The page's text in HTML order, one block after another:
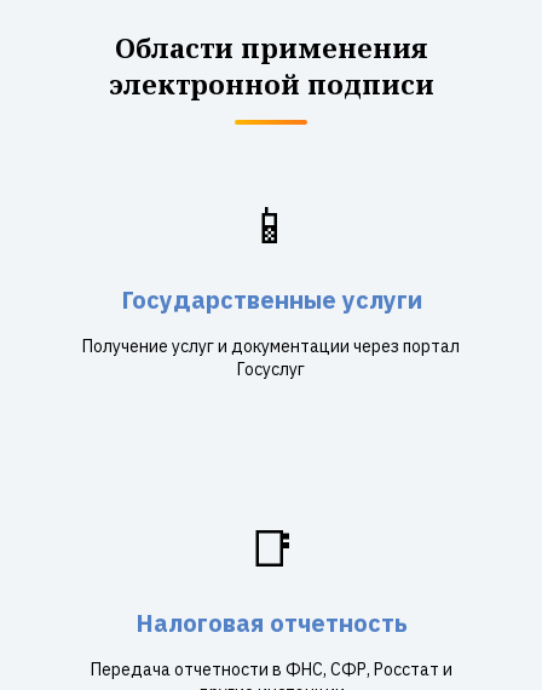
Области применения
электронной подписи
📱
Государственные услуги
Получение услуг и документации через портал
Госуслуг
📑
Налоговая отчетность
Передача отчетности в ФНС, СФР, Росстат и